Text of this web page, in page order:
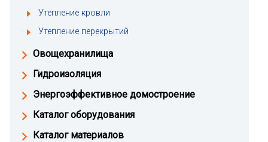
Утепление кровли
Утепление перекрытий
Овощехранилища
Гидроизоляция
Энергоэффективное домостроение
Каталог оборудования
Каталог материалов